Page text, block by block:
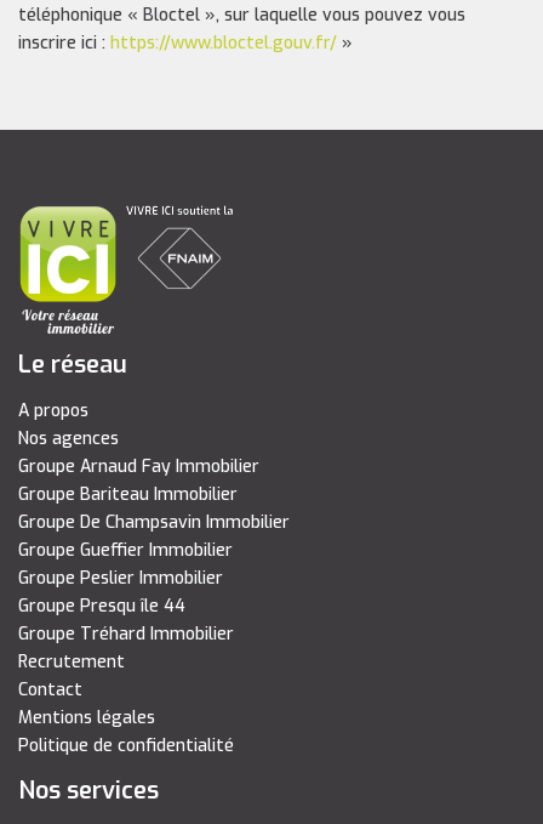
téléphonique « Bloctel », sur laquelle vous pouvez vous
inscrire ici : https://www.bloctel.gouv.fr/ »
Le réseau
A propos
Nos agences
Groupe Arnaud Fay Immobilier
Groupe Bariteau Immobilier
Groupe De Champsavin Immobilier
Groupe Gueffier Immobilier
Groupe Peslier Immobilier
Groupe Presqu île 44
Groupe Tréhard Immobilier
Recrutement
Contact
Mentions légales
Politique de confidentialité
Nos services